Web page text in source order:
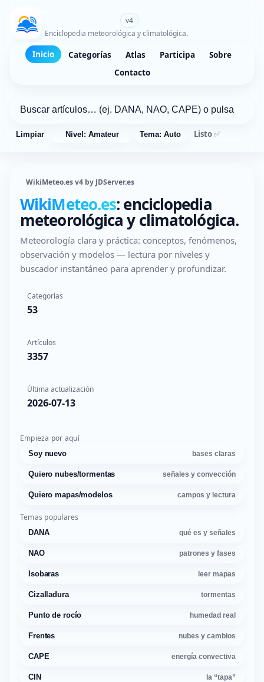
v4
Enciclopedia meteorológica y climatológica.
Inicio Categorías Atlas Participa
Sobre
Contacto
Limpiar Nivel: Amateur Tema: Auto Listo ✅
WikiMeteo.es v4 by JDServer.es
WikiMeteo.es: enciclopedia
meteorológica y climatológica.
Meteorología clara y práctica: conceptos, fenómenos,
observación y modelos — lectura por niveles y
buscador instantáneo para aprender y profundizar.
Categorías
53
Artículos
3357
Última actualización
2026-07-13
Empieza por aquí
Soy nuevo bases claras
Quiero nubes/tormentas señales y convección
Quiero mapas/modelos campos y lectura
Temas populares
DANA qué es y señales
NAO patrones y fases
Isobaras leer mapas
Cizalladura tormentas
Punto de rocío humedad real
Frentes nubes y cambios
CAPE energía convectiva
CIN la “tapa”